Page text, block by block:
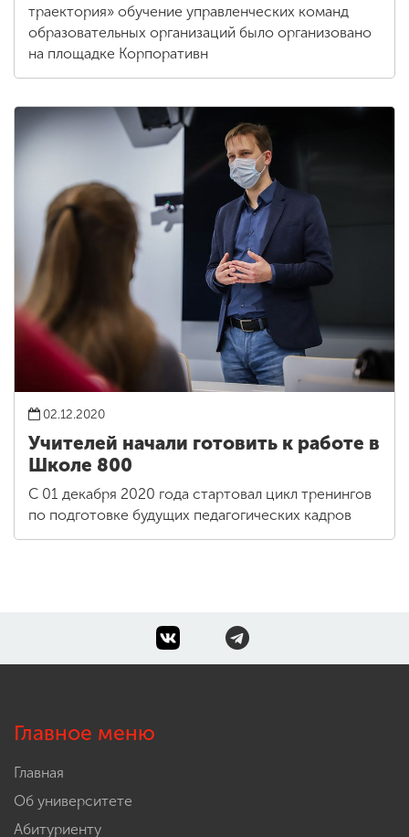
траектория» обучение управленческих команд
образовательных организаций было организовано
на площадке Корпоративн
02.12.2020
Учителей начали готовить к работе в
Школе 800
С 01 декабря 2020 года стартовал цикл тренингов
по подготовке будущих педагогических кадров
Главное меню
Главная
Об университете
Абитуриенту